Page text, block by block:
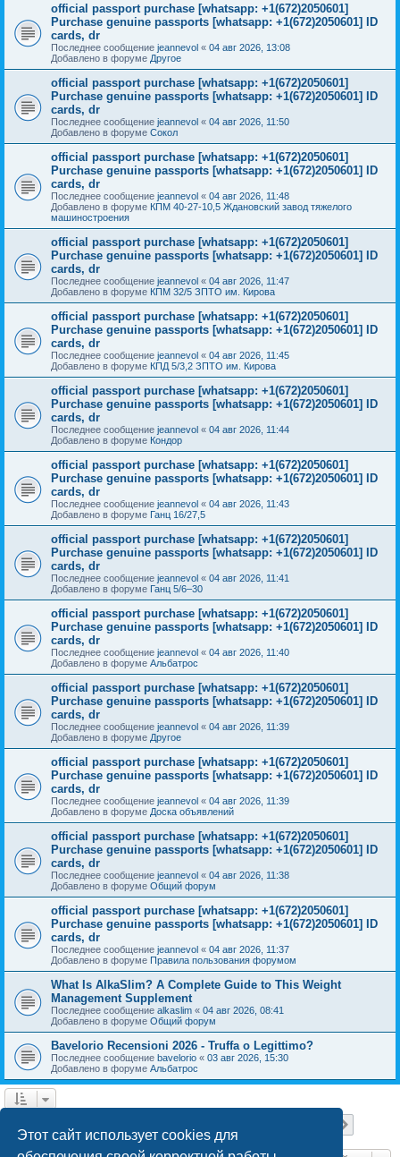
Этот сайт использует cookies для
official passport purchase [whatsapp: +1(672)2050601]
Purchase genuine passports [whatsapp: +1(672)2050601] ID
cards, dr
Последнее сообщение jeannevol « 04 авг 2026, 13:08
Добавлено в форуме Другое
official passport purchase [whatsapp: +1(672)2050601]
Purchase genuine passports [whatsapp: +1(672)2050601] ID
cards, dr
Последнее сообщение jeannevol « 04 авг 2026, 11:50
Добавлено в форуме Сокол
official passport purchase [whatsapp: +1(672)2050601]
Purchase genuine passports [whatsapp: +1(672)2050601] ID
cards, dr
Последнее сообщение jeannevol « 04 авг 2026, 11:48
Добавлено в форуме КПМ 40-27-10,5 Ждановский завод тяжелого
машиностроения
official passport purchase [whatsapp: +1(672)2050601]
Purchase genuine passports [whatsapp: +1(672)2050601] ID
cards, dr
Последнее сообщение jeannevol « 04 авг 2026, 11:47
Добавлено в форуме КПМ 32/5 ЗПТО им. Кирова
official passport purchase [whatsapp: +1(672)2050601]
Purchase genuine passports [whatsapp: +1(672)2050601] ID
cards, dr
Последнее сообщение jeannevol « 04 авг 2026, 11:45
Добавлено в форуме КПД 5/3,2 ЗПТО им. Кирова
official passport purchase [whatsapp: +1(672)2050601]
Purchase genuine passports [whatsapp: +1(672)2050601] ID
cards, dr
Последнее сообщение jeannevol « 04 авг 2026, 11:44
Добавлено в форуме Кондор
official passport purchase [whatsapp: +1(672)2050601]
Purchase genuine passports [whatsapp: +1(672)2050601] ID
cards, dr
Последнее сообщение jeannevol « 04 авг 2026, 11:43
Добавлено в форуме Ганц 16/27,5
official passport purchase [whatsapp: +1(672)2050601]
Purchase genuine passports [whatsapp: +1(672)2050601] ID
cards, dr
Последнее сообщение jeannevol « 04 авг 2026, 11:41
Добавлено в форуме Ганц 5/6–30
official passport purchase [whatsapp: +1(672)2050601]
Purchase genuine passports [whatsapp: +1(672)2050601] ID
cards, dr
Последнее сообщение jeannevol « 04 авг 2026, 11:40
Добавлено в форуме Альбатрос
official passport purchase [whatsapp: +1(672)2050601]
Purchase genuine passports [whatsapp: +1(672)2050601] ID
cards, dr
Последнее сообщение jeannevol « 04 авг 2026, 11:39
Добавлено в форуме Другое
official passport purchase [whatsapp: +1(672)2050601]
Purchase genuine passports [whatsapp: +1(672)2050601] ID
cards, dr
Последнее сообщение jeannevol « 04 авг 2026, 11:39
Добавлено в форуме Доска объявлений
official passport purchase [whatsapp: +1(672)2050601]
Purchase genuine passports [whatsapp: +1(672)2050601] ID
cards, dr
Последнее сообщение jeannevol « 04 авг 2026, 11:38
Добавлено в форуме Общий форум
official passport purchase [whatsapp: +1(672)2050601]
Purchase genuine passports [whatsapp: +1(672)2050601] ID
cards, dr
Последнее сообщение jeannevol « 04 авг 2026, 11:37
Добавлено в форуме Правила пользования форумом
What Is AlkaSlim? A Complete Guide to This Weight
Management Supplement
Последнее сообщение alkaslim « 04 авг 2026, 08:41
Добавлено в форуме Общий форум
Bavelorio Recensioni 2026 - Truffa o Legittimo?
Последнее сообщение bavelorio « 03 авг 2026, 15:30
Добавлено в форуме Альбатрос